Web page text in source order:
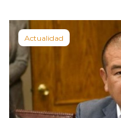
Actualidad